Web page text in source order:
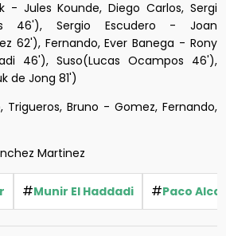
- Jules Kounde, Diego Carlos, Sergi
46'), Sergio Escudero - Joan
62'), Fernando, Ever Banega - Rony
46'), Suso(Lucas Ocampos 46'),
de Jong 81')
Trigueros, Bruno - Gomez, Fernando,
Martinez
#Munir El Haddadi #Paco